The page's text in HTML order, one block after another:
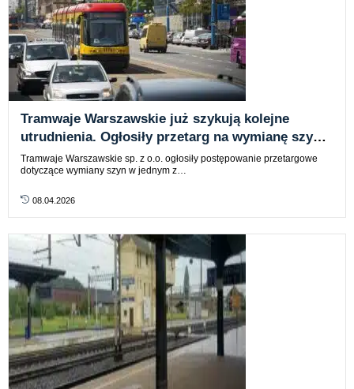
Tramwaje Warszawskie już szykują kolejne
utrudnienia. Ogłosiły przetarg na wymianę szyn
w Alejach Jerozolimskich
Tramwaje Warszawskie sp. z o.o. ogłosiły postępowanie przetargowe
dotyczące wymiany szyn w jednym z…
08.04.2026